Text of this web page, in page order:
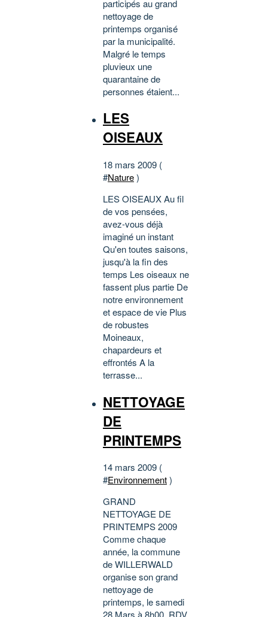
participés au grand
nettoyage de
printemps organisé
par la municipalité.
Malgré le temps
pluvieux une
quarantaine de
personnes étaient...
LES
OISEAUX
18 mars 2009 (
#Nature)
LES OISEAUX Au fil
de vos pensées,
avez-vous déjà
imaginé un instant
Qu'en toutes saisons,
jusqu'à la fin des
temps Les oiseaux ne
fassent plus partie De
notre environnement
et espace de vie Plus
de robustes
Moineaux,
chapardeurs et
effrontés A la
terrasse...
NETTOYAGE
DE
PRINTEMPS
14 mars 2009 (
#Environnement)
GRAND
NETTOYAGE DE
PRINTEMPS 2009
Comme chaque
année, la commune
de WILLERWALD
organise son grand
nettoyage de
printemps, le samedi
28 Mars à 8h00, RDV